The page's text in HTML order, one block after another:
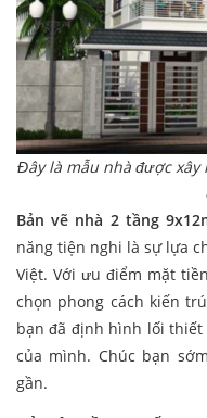
Đây là mẫu nhà được
Bản vẽ nhà 2 tầng
năng tiện nghi là sự lựa
Việt. Với ưu điểm mặt
chọn phong cách kiến
bạn đã định hình lối
của mình. Chúc bạn
gần.